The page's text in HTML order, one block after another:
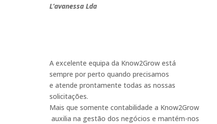
L’avanessa Lda
A excelente equipa da Know2Grow está
sempre por perto quando precisamos
e atende prontamente todas as nossas
solicitações.
Mais que somente contabilidade a Know2Grow
auxilia na gestão dos negócios e mantém-nos